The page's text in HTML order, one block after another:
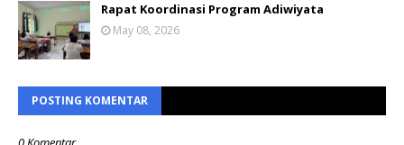
Rapat Koordinasi Program Adiwiyata
May 08, 2026
POSTING KOMENTAR